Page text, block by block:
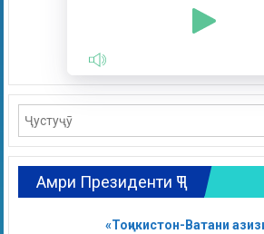
Амри Президенти ҶТ
«Тоҷикистон-Ватани